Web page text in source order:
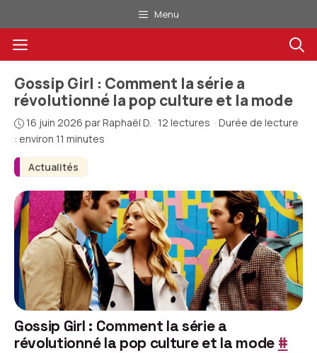
au
contenu
Menu
Menu
Actualités
Gossip Girl : Comment la série a
révolutionné la pop culture et la mode
16 juin 2026 parRaphaël D. · 12 lectures · Durée de lecture
: environ 11 minutes
Gossip Girl : Comment la série a
révolutionné la pop culture et la mode #